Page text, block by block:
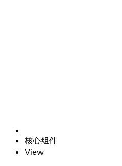
核心组件
View